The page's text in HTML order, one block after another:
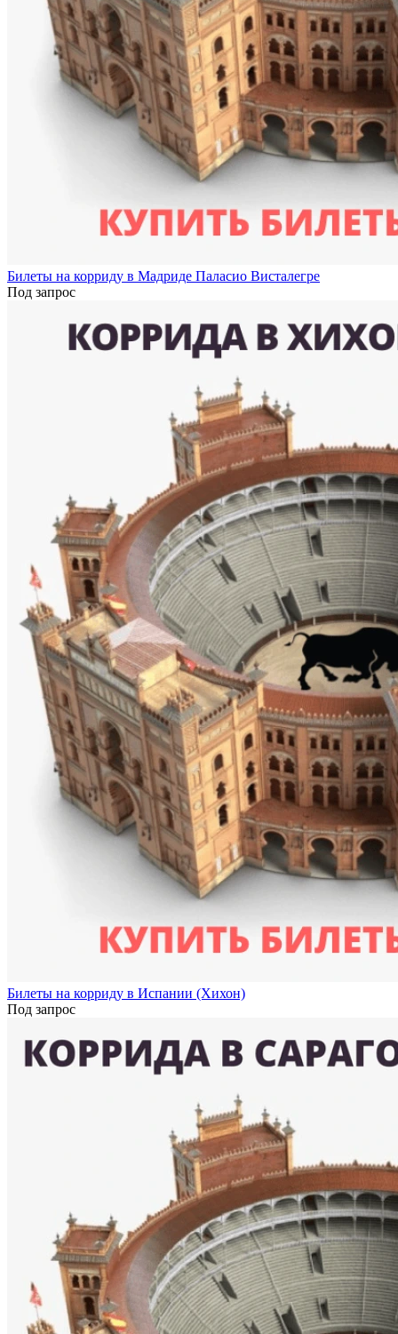
Билеты на корриду в Мадриде Паласио Висталегре
Под запрос
Билеты на корриду в Испании (Хихон)
Под запрос